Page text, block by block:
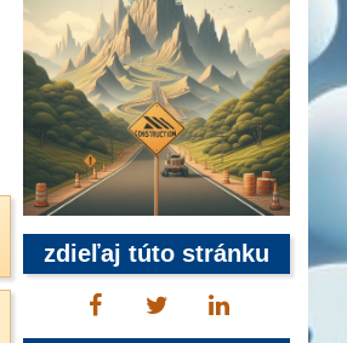
zdieľaj túto stránku